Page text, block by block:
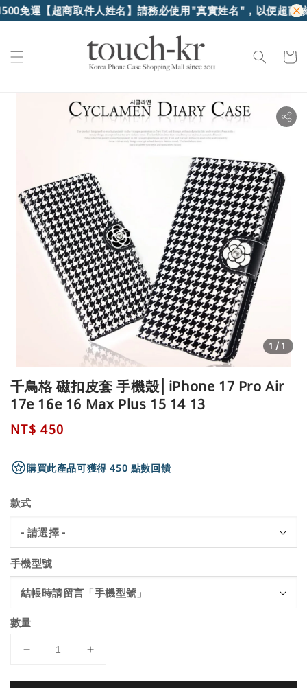
運【超商取件人姓名】請務必使用"真實姓名"，以便超商核對
1 /1
千鳥格 磁扣皮套 手機殼│iPhone 17 Pro Air
17e 16e 16 Max Plus 15 14 13
Regular
NT$ 450
購買此產品可獲得 450 點數回饋
款式
手機型號
數量